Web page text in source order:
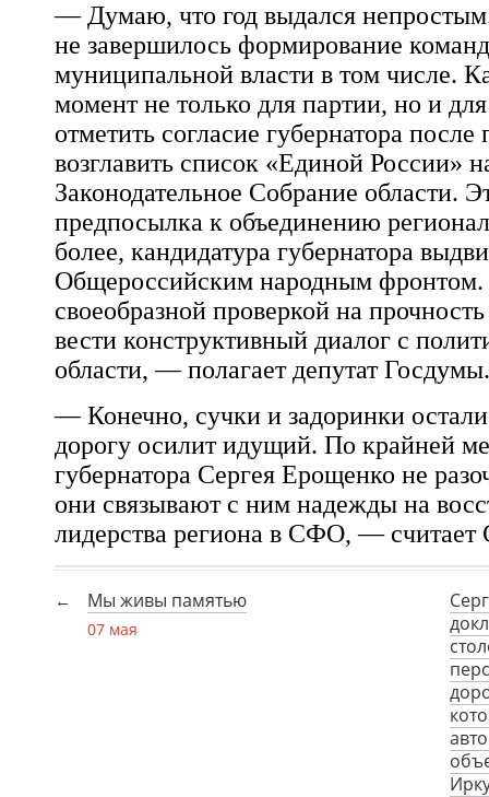
— Думаю, что год выдался
не завершилось формирование
муниципальной власти в том числе.
момент не только для партии, но и
отметить согласие губернатора после
возглавить список «Единой России»
Законодательное Собрание области.
предпосылка к объединению
более, кандидатура губернатора
Общероссийским народным фронтом.
своеобразной проверкой на
вести конструктивный диалог с
области, — полагает депутат Госдумы.
— Конечно, сучки и задоринки
дорогу осилит идущий. По крайней
губернатора Сергея Ерощенко не
они связывают с ним надежды на
лидерства региона в СФО, — считает
Мы живы памятью
07 мая